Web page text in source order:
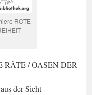
ROTE
RÄTE / OASEN DER
der Sicht